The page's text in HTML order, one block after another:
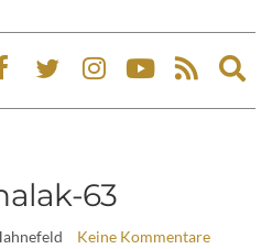
63
Keine Kommentare